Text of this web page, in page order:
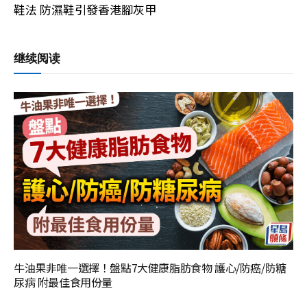
鞋法 防濕鞋引發香港腳灰甲
继续阅读
牛油果非唯一選擇！盤點7大健康脂肪食物 護心/防癌/防糖
尿病 附最佳食用份量